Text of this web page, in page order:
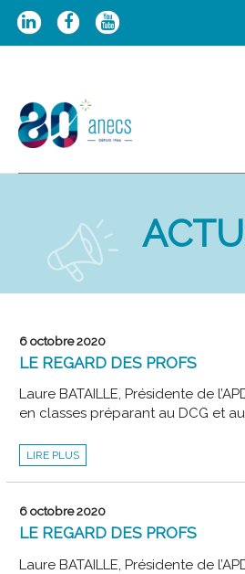
Aller
6 octobre 2020
LE REGARD DES PROFS
Laure BATAILLE, Présidente de
en classes préparant au DCG et au
LE
REGARD
PROFS
LIRE PLUS
6 octobre 2020
LE REGARD DES PROFS
Laure BATAILLE, Présidente de